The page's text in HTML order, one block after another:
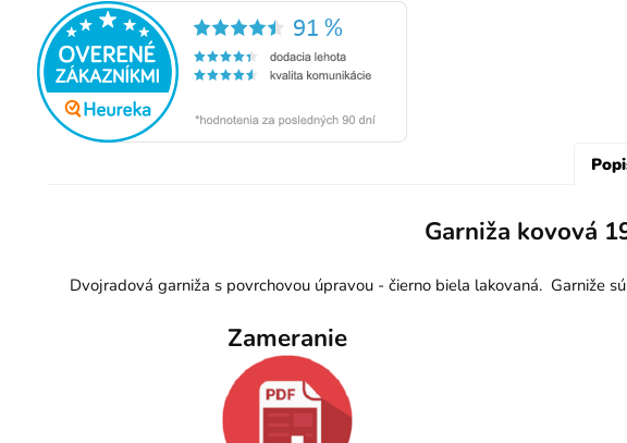
Garniža kovová
Dvojradová garniža s povrchovou úpravou - čierno biela lakovaná. Garniže
Zameranie